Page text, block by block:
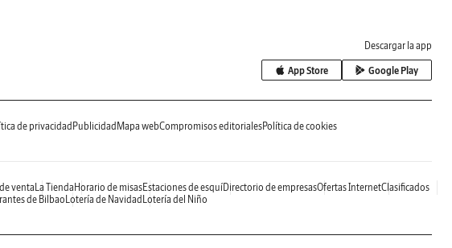
Descargar la app
App Store Google Play
de privacidad Publicidad Mapa webCompromisos editorialesPolítica de cookies
ventaLa Tienda Horario de misasEstaciones de esquíDirectorio de empresasOfertas InternetClasificados
de BilbaoLotería de Navidad Lotería del Niño